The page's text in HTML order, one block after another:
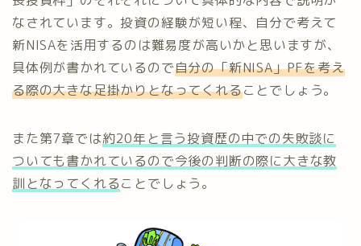
なされています。投資の経験が短い程、自分で考えて
新NISAを活用するのは難易度が高いかと思いますが、
具体例が書かれているので自分の「新NISA」PFを考え
る際の大きな足掛かりとなってくれることでしょう。
また第7章では約20年と言う投資歴の中での失敗談に
ついても書かれているので今後の判断の際に大きな教
訓となってくれることでしょう。